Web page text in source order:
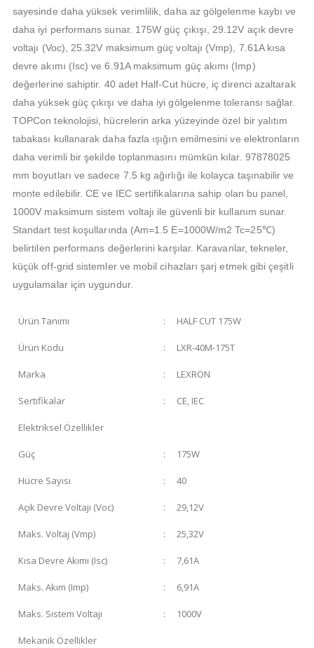
sayesinde daha yüksek verimlilik, daha az gölgelenme kaybı ve
daha iyi performans sunar. 175W güç çıkışı, 29.12V açık devre
voltajı (Voc), 25.32V maksimum güç voltajı (Vmp), 7.61A kısa
devre akımı (Isc) ve 6.91A maksimum güç akımı (Imp)
değerlerine sahiptir. 40 adet Half-Cut hücre, iç direnci azaltarak
daha yüksek güç çıkışı ve daha iyi gölgelenme toleransı sağlar.
TOPCon teknolojisi, hücrelerin arka yüzeyinde özel bir yalıtım
tabakası kullanarak daha fazla ışığın emilmesini ve elektronların
daha verimli bir şekilde toplanmasını mümkün kılar. 97878025
mm boyutları ve sadece 7.5 kg ağırlığı ile kolayca taşınabilir ve
monte edilebilir. CE ve IEC sertifikalarına sahip olan bu panel,
1000V maksimum sistem voltajı ile güvenli bir kullanım sunar.
Standart test koşullarında (Am=1.5 E=1000W/m2 Tc=25℃)
belirtilen performans değerlerini karşılar. Karavanlar, tekneler,
küçük off-grid sistemler ve mobil cihazları şarj etmek gibi çeşitli
uygulamalar için uygundur.
Ürün Tanımı : HALF CUT 175W
Ürün Kodu : LXR-40M-175T
Marka : LEXRON
Sertifikalar : CE, IEC
Elektriksel Özellikler
Güç : 175W
Hücre Sayısı : 40
Açık Devre Voltajı (Voc) : 29,12V
Maks. Voltaj (Vmp) : 25,32V
Kısa Devre Akımı (Isc) : 7,61A
Maks. Akım (Imp) : 6,91A
Maks. Sistem Voltajı : 1000V
Mekanik Özellikler